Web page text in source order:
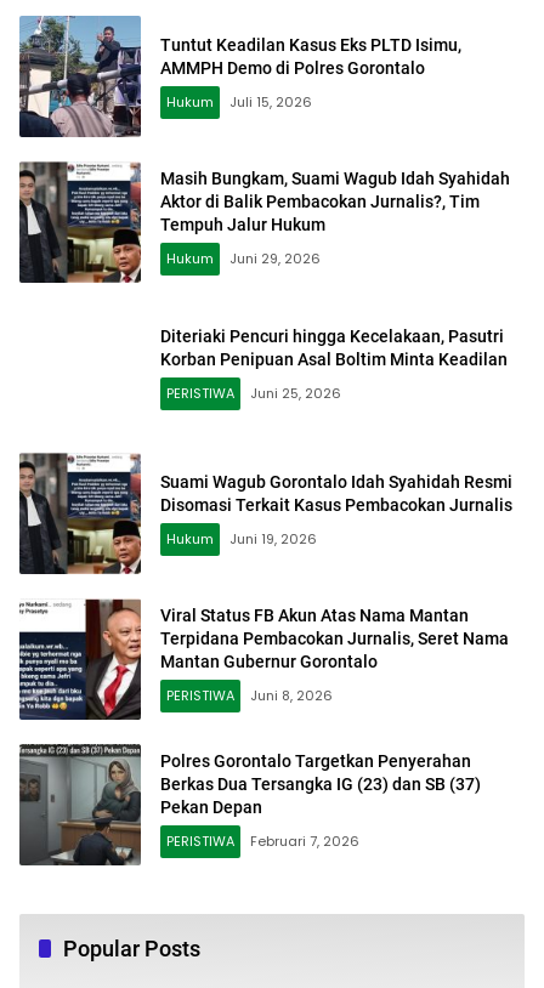
Tuntut Keadilan Kasus Eks PLTD Isimu,
AMMPH Demo di Polres Gorontalo
Hukum
Juli 15, 2026
Masih Bungkam, Suami Wagub Idah Syahidah
Aktor di Balik Pembacokan Jurnalis?, Tim
Tempuh Jalur Hukum
Hukum
Juni 29, 2026
Diteriaki Pencuri hingga Kecelakaan, Pasutri
Korban Penipuan Asal Boltim Minta Keadilan
PERISTIWA
Juni 25, 2026
Suami Wagub Gorontalo Idah Syahidah Resmi
Disomasi Terkait Kasus Pembacokan Jurnalis
Hukum
Juni 19, 2026
Viral Status FB Akun Atas Nama Mantan
Terpidana Pembacokan Jurnalis, Seret Nama
Mantan Gubernur Gorontalo
PERISTIWA
Juni 8, 2026
Polres Gorontalo Targetkan Penyerahan
Berkas Dua Tersangka IG (23) dan SB (37)
Pekan Depan
PERISTIWA
Februari 7, 2026
Popular Posts